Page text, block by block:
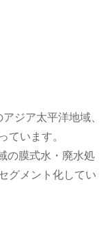
ジア太平洋地域、
ています。
の膜式水・廃水処
グメント化してい